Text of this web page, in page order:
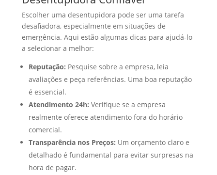
Escolher uma desentupidora pode ser uma tarefa
desafiadora, especialmente em situações de
emergência. Aqui estão algumas dicas para ajudá-lo
a selecionar a melhor:
Reputação: Pesquise sobre a empresa, leia
avaliações e peça referências. Uma boa reputação
é essencial.
Atendimento 24h: Verifique se a empresa
realmente oferece atendimento fora do horário
comercial.
Transparência nos Preços: Um orçamento claro e
detalhado é fundamental para evitar surpresas na
hora de pagar.